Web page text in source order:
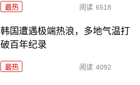
最热 阅读 6518
韩国遭遇极端热浪，多地气温打
破百年纪录
最热 阅读 4092